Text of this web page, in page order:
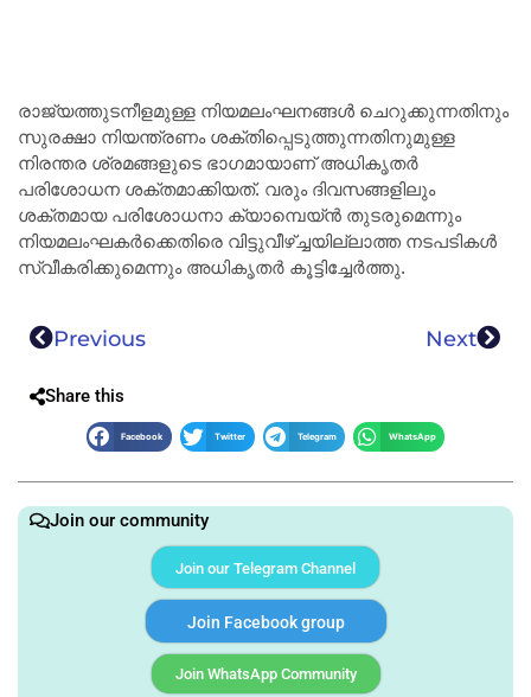
രാജ്യത്തുടനീളമുള്ള നിയമലംഘനങ്ങൾ ചെറുക്കുന്നതിനും
സുരക്ഷാ നിയന്ത്രണം ശക്തിപ്പെടുത്തുന്നതിനുമുള്ള
നിരന്തര ശ്രമങ്ങളുടെ ഭാഗമായാണ് അധികൃതർ
പരിശോധന ശക്തമാക്കിയത്. വരും ദിവസങ്ങളിലും
ശക്തമായ പരിശോധനാ ക്യാമ്പെയ്ൻ തുടരുമെന്നും
നിയമലംഘകർക്കെതിരെ വിട്ടുവീഴ്ച്ചയില്ലാത്ത നടപടികൾ
സ്വീകരിക്കുമെന്നും അധികൃതർ കൂട്ടിച്ചേർത്തു.
Previous Next
Share this
Facebook Twitter Telegram WhatsApp
Join our community
Join our Telegram Channel
Join Facebook group
Join WhatsApp Community